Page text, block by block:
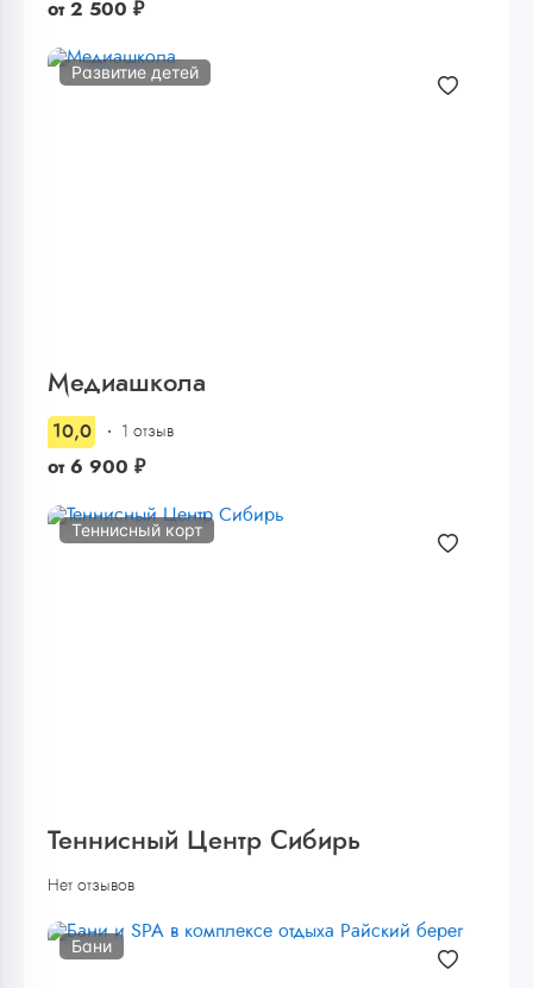
от 2 500 ₽
Развитие детей
Медиашкола
10,0 1 отзыв
от 6 900 ₽
Теннисный корт
Теннисный Центр Сибирь
Нет отзывов
Бани